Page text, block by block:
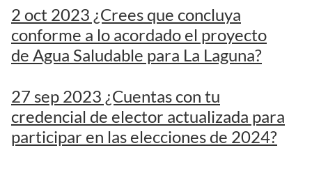
2 oct 2023 ¿Crees que concluya
conforme a lo acordado el proyecto
de Agua Saludable para La Laguna?
27 sep 2023 ¿Cuentas con tu
credencial de elector actualizada para
participar en las elecciones de 2024?